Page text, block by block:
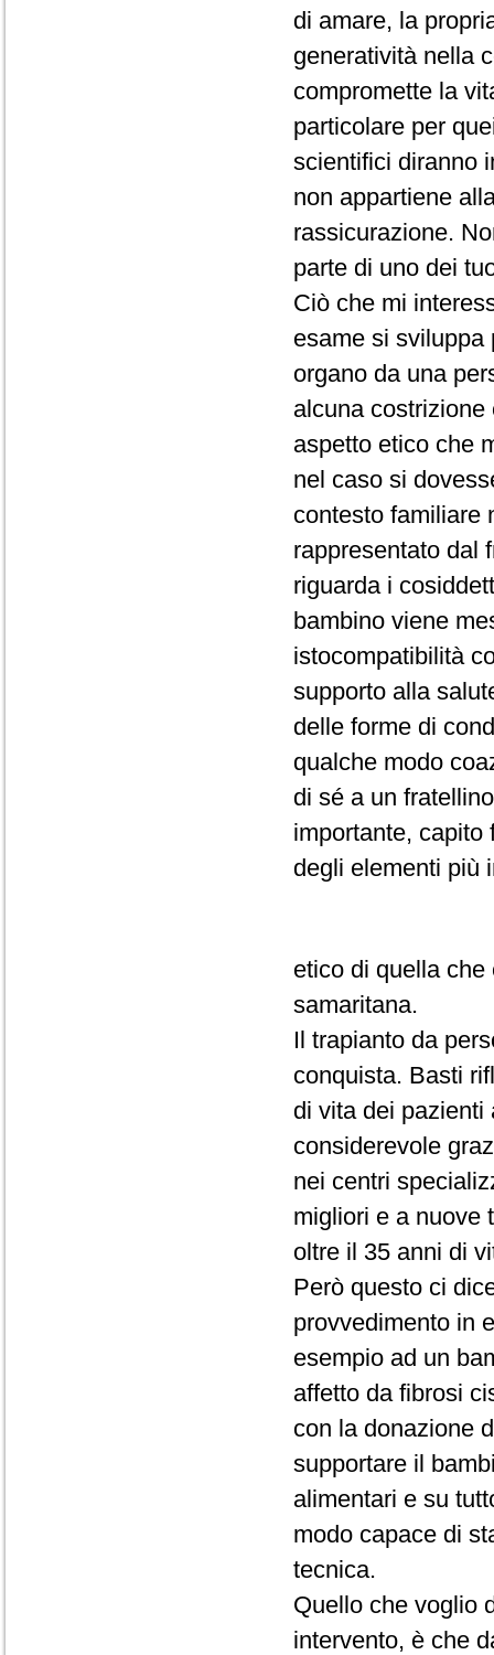
di amare, la
generatività nella
compromette la
particolare per
scientifici diranno
non appartiene
rassicurazione.
parte di uno dei
Ciò che mi
esame si sviluppa
organo da una
alcuna
aspetto etico che
nel caso si
contesto familiare
rappresentato dal
riguarda i
bambino viene
istocompatibilità
supporto alla
delle forme di
qualche modo
di sé a un
importante, capito
degli elementi più
etico di quella
samaritana.
Il trapianto da
conquista. Basti
di vita dei pazienti
considerevole
nei centri
migliori e a nuove
oltre il 35 anni di
Però questo ci
provvedimento in
esempio ad un
affetto da fibrosi
con la donazione
supportare il
alimentari e su
modo capace di
tecnica.
Quello che voglio
intervento, è che